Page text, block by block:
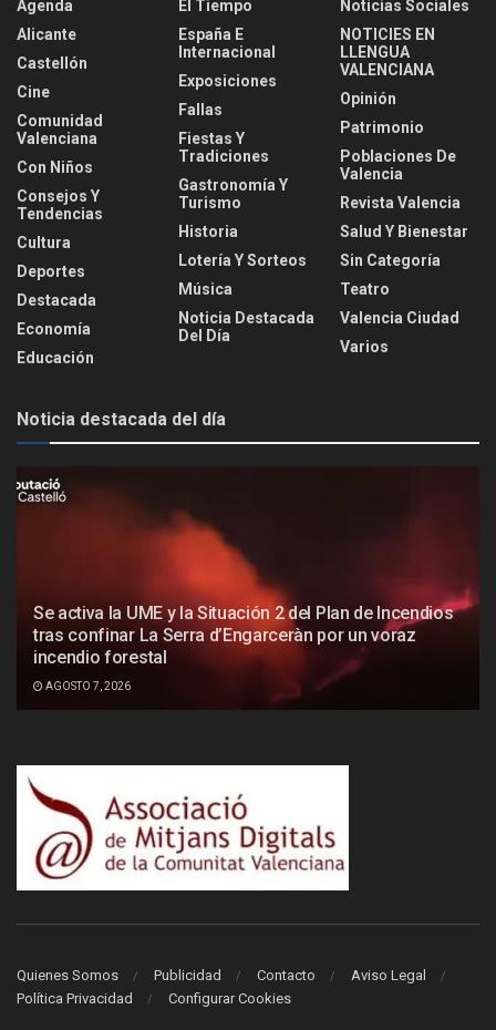
Agenda
Alicante
Castellón
Cine
Comunidad
Valenciana
Con Niños
Consejos Y
Tendencias
Cultura
Deportes
Destacada
Economía
Educación
El Tiempo
España E
Internacional
Exposiciones
Fallas
Fiestas Y
Tradiciones
Gastronomía Y
Turismo
Historia
Lotería Y Sorteos
Música
Noticia Destacada
Del Día
Noticias Sociales
NOTICIES EN
LLENGUA
VALENCIANA
Opinión
Patrimonio
Poblaciones De
Valencia
Revista Valencia
Salud Y Bienestar
Sin Categoría
Teatro
Valencia Ciudad
Varios
Noticia destacada del día
Se activa la UME y la Situación 2 del Plan de Incendios
tras confinar La Serra d’Engarceràn por un voraz
incendio forestal
AGOSTO 7, 2026
Quienes Somos Publicidad Contacto
Aviso Legal
Política Privacidad
Configurar Cookies